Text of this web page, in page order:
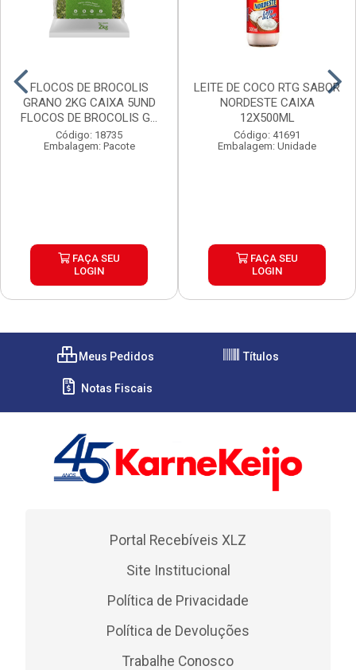
FLOCOS DE BROCOLIS
GRANO 2KG CAIXA 5UND
FLOCOS DE BROCOLIS G...
Código: 18735
Embalagem: Pacote
FAÇA SEU
LOGIN
LEITE DE COCO RTG SABOR
NORDESTE CAIXA
12X500ML
Código: 41691
Embalagem: Unidade
FAÇA SEU
LOGIN
Meus Pedidos Títulos
Notas Fiscais
Portal Recebíveis XLZ
Site Institucional
Política de Privacidade
Política de Devoluções
Trabalhe Conosco